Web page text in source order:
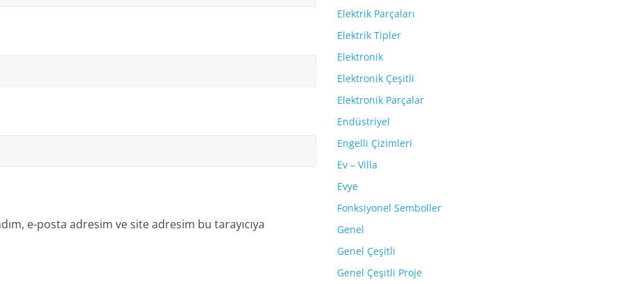
e-posta adresim ve site adresim bu tarayıcıya
Elektrik Parçaları
Elektrik Tipler
Elektronik
Elektronik Çeşitli
Elektronik Parçalar
Endüstriyel
Engelli Çizimleri
Ev – Villa
Evye
Fonksiyonel Semboller
Genel
Genel Çeşitli
Genel Çeşitli Proje